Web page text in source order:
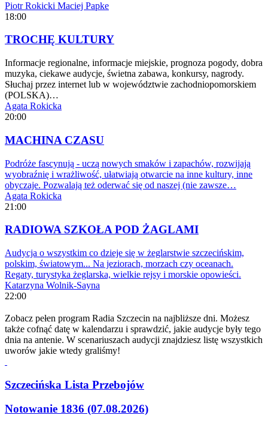
Piotr Rokicki Maciej Papke
18:00
TROCHĘ KULTURY
Informacje regionalne, informacje miejskie, prognoza pogody, dobra
muzyka, ciekawe audycje, świetna zabawa, konkursy, nagrody.
Słuchaj przez internet lub w województwie zachodniopomorskiem
(POLSKA)…
Agata Rokicka
20:00
MACHINA CZASU
Podróże fascynują - uczą nowych smaków i zapachów, rozwijają
wyobraźnię i wrażliwość, ułatwiają otwarcie na inne kultury, inne
obyczaje. Pozwalają też oderwać się od naszej (nie zawsze…
Agata Rokicka
21:00
RADIOWA SZKOŁA POD ŻAGLAMI
Audycja o wszystkim co dzieje się w żeglarstwie szczecińskim,
polskim, światowym... Na jeziorach, morzach czy oceanach.
Regaty, turystyka żeglarska, wielkie rejsy i morskie opowieści.
Katarzyna Wolnik-Sayna
22:00
Zobacz pełen program Radia Szczecin na najbliższe dni. Możesz
także cofnąć datę w kalendarzu i sprawdzić, jakie audycje były tego
dnia na antenie. W scenariuszach audycji znajdziesz listę wszystkich
uworów jakie wtedy graliśmy!
Szczecińska Lista Przebojów
Notowanie 1836 (07.08.2026)